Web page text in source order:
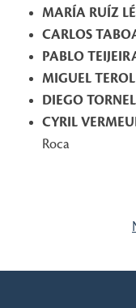
MARÍA RUÍZ
CARLOS
PABLO
MIGUEL TEROL
DIEGO TORNEL
CYRIL
Roca